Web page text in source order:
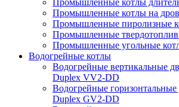
Промышленные котлы
Промышленные котлы на
Промышленные пиролизные
Промышленные
Промышленные угольные
Водогрейные котлы
Водогрейные вертикальные
Duplex VV2-DD
Водогрейные
Duplex GV2-DD